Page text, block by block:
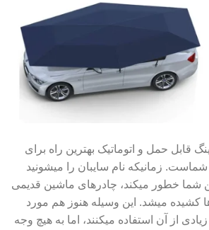
قابل حمل و اتوماتیک بهترین راه برای
زمانیکه نام سایبان را میشونید
شما خطور میکند، چادرهای ماشین قدیمی
کشیده میشد. این وسیله هنوز هم مورد
از آن استفاده میکنند، اما به هیچ وجه